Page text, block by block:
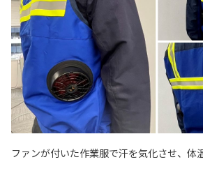
ファンが付いた作業服で汗を気化させ、体